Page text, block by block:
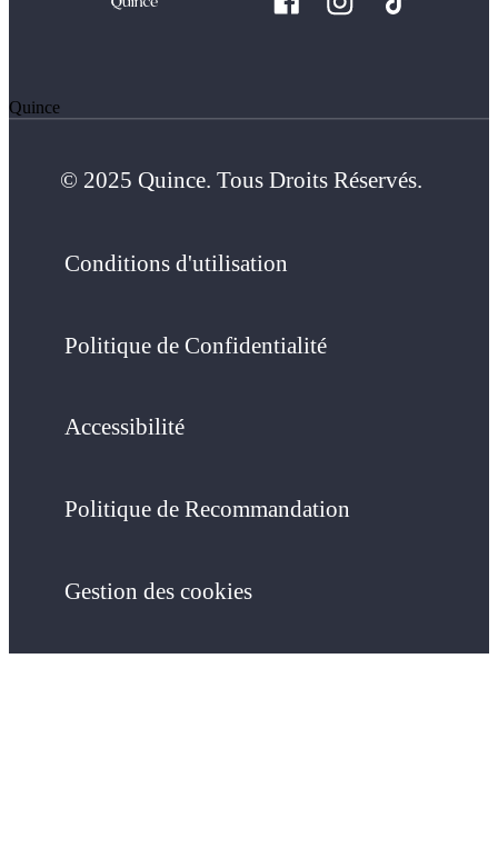
Quince
© 2025 Quince. Tous Droits Réservés.
Conditions d'utilisation
Politique de Confidentialité
Accessibilité
Politique de Recommandation
Gestion des cookies